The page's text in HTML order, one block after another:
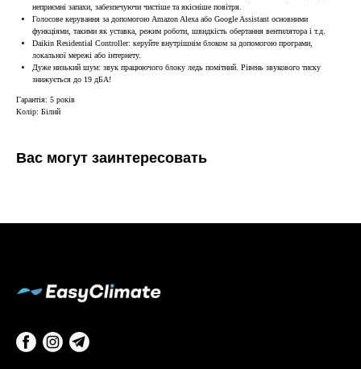
неприємні запахи, забезпечуючи чистіше та якісніше повітря.
Голосове керування за допомогою Amazon Alexa або Google Assistant основними
функціями, такими як уставка, режим роботи, швидкість обертання вентилятора і т.д.
Daikin Residential Controller: керуйте внутрішнім блоком за допомогою програми,
локальної мережі або інтернету.
Дуже низький шум: звук працюючого блоку ледь помітний. Рівень звукового тиску
знижується до 19 дБА!
Гарантія: 5 років
Колір: Білий
Вас могут заинтересовать